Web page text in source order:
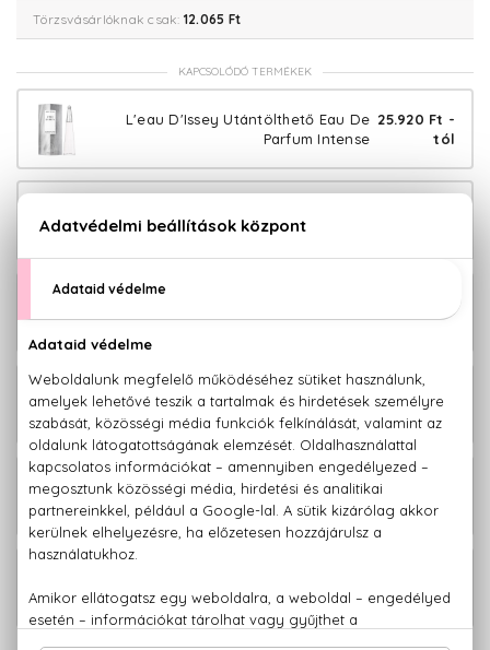
Törzsvásárlóknak csak: 12.065 Ft
KAPCSOLÓDÓ TERMÉKEK
L'eau D'Issey Utántölthető Eau De
Parfum Intense
25.920 Ft -
tól
Utántöltő 150 ml
14.930 Ft
L'eau D'Issey Utántölthető Eau De
Parfum
21.950 Ft -
L'eau D'Issey Eau De Toilette
15.870 Ft -
tól
Utántöltő 75 ml